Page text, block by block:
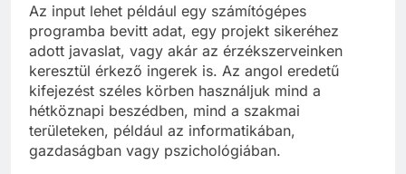
Az input lehet például egy számítógépes
programba bevitt adat, egy projekt sikeréhez
adott javaslat, vagy akár az érzékszerveinken
keresztül érkező ingerek is. Az angol eredetű
kifejezést széles körben használjuk mind a
hétköznapi beszédben, mind a szakmai
területeken, például az informatikában,
gazdaságban vagy pszichológiában.